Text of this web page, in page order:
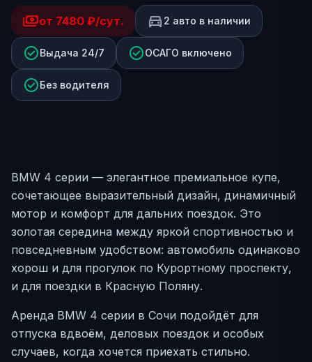
paymentsот 7480 ₽/сут. directions_car 2 авто в наличии
check_circleВыдача 24/7 check_circleОСАГО включено
check_circleБез водителя
BMW 4 серии — элегантное премиальное купе,
сочетающее выразительный дизайн, динамичный
мотор и комфорт для дальних поездок. Это
золотая середина между яркой спортивностью и
повседневным удобством: автомобиль одинаково
хорош и для прогулок по Курортному проспекту,
и для поездки в Красную Поляну.
Аренда BMW 4 серии в Сочи подойдёт для
отпуска вдвоём, деловых поездок и особых
случаев, когда хочется приехать стильно.